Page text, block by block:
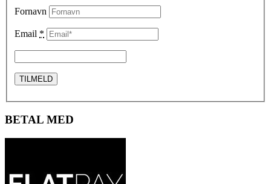
Fornavn
Email *
BETAL MED